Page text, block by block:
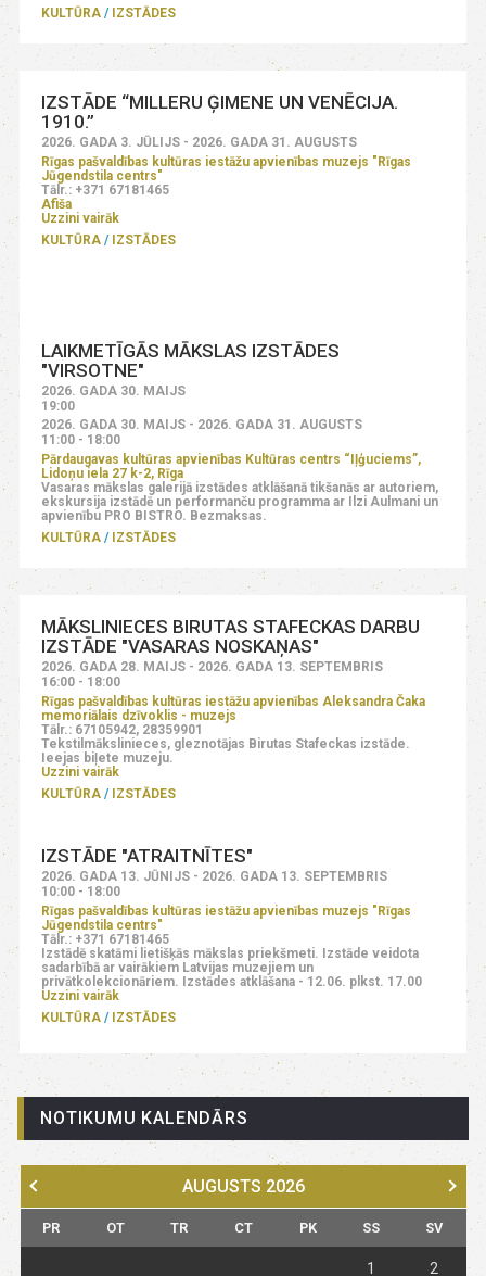
KULTŪRA
IZSTĀDES
IZSTĀDE “MILLERU ĢIMENE UN VENĒCIJA.
1910.”
2026. GADA 3. JŪLIJS - 2026. GADA 31. AUGUSTS
Rīgas pašvaldības kultūras iestāžu apvienības muzejs "Rīgas
Jūgendstila centrs"
Tālr.: +371 67181465
Afiša
Uzzini vairāk
KULTŪRA
IZSTĀDES
LAIKMETĪGĀS MĀKSLAS IZSTĀDES
"VIRSOTNE"
2026. GADA 30. MAIJS
19:00
2026. GADA 30. MAIJS - 2026. GADA 31. AUGUSTS
11:00 - 18:00
Pārdaugavas kultūras apvienības Kultūras centrs “Iļģuciems”,
Lidoņu iela 27 k-2, Rīga
Vasaras mākslas galerijā izstādes atklāšanā tikšanās ar autoriem,
ekskursija izstādē un performanču programma ar Ilzi Aulmani un
apvienību PRO BISTRO. Bezmaksas.
KULTŪRA
IZSTĀDES
MĀKSLINIECES BIRUTAS STAFECKAS DARBU
IZSTĀDE "VASARAS NOSKAŅAS"
2026. GADA 28. MAIJS - 2026. GADA 13. SEPTEMBRIS
16:00 - 18:00
Rīgas pašvaldības kultūras iestāžu apvienības Aleksandra Čaka
memoriālais dzīvoklis - muzejs
Tālr.: 67105942, 28359901
Tekstilmākslinieces, gleznotājas Birutas Stafeckas izstāde.
Ieejas biļete muzeju.
Uzzini vairāk
KULTŪRA
IZSTĀDES
IZSTĀDE "ATRAITNĪTES"
2026. GADA 13. JŪNIJS - 2026. GADA 13. SEPTEMBRIS
10:00 - 18:00
Rīgas pašvaldības kultūras iestāžu apvienības muzejs "Rīgas
Jūgendstila centrs"
Tālr.: +371 67181465
Izstādē skatāmi lietišķās mākslas priekšmeti. Izstāde veidota
sadarbībā ar vairākiem Latvijas muzejiem un
privātkolekcionāriem. Izstādes atklāšana - 12.06. plkst. 17.00
Uzzini vairāk
KULTŪRA
IZSTĀDES
NOTIKUMU KALENDĀRS
AUGUSTS 2026
PR OT TR CT PK SS SV
1 2